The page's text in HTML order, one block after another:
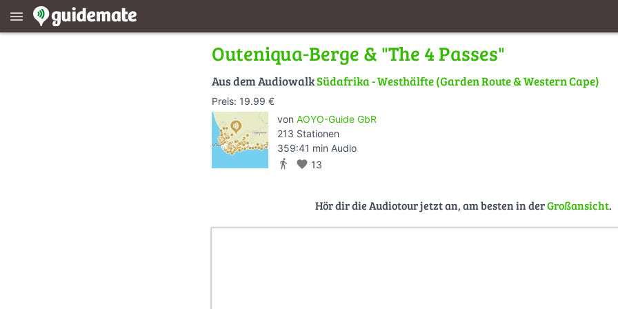
menu
Outeniqua-Berge & "The 4 Passes"
Aus dem AudiowalkSüdafrika - Westhälfte (Garden Route & Western Cape)
Preis: 19.99 €
von AOYO-Guide GbR
213 Stationen
359:41 min Audio
directions_walk favorite 13
Hör dir die Audiotour jetzt an, am besten in derGroßansicht.